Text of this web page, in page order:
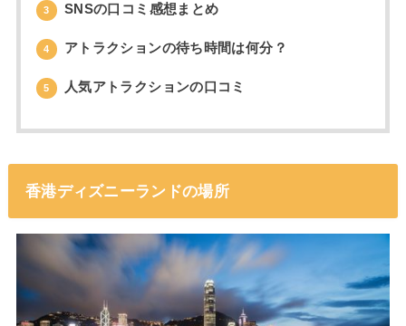
3 SNSの口コミ感想まとめ
4 アトラクションの待ち時間は何分？
5 人気アトラクションの口コミ
香港ディズニーランドの場所